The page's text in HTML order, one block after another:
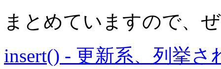
まとめていますので、
insert() - 更新系、列挙